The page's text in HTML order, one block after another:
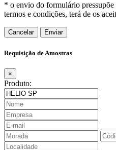
* o envio do formulário pressupõe
termos e condições, terá de os
Cancelar
Requisição de Amostras
×
Produto: